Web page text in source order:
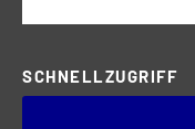
SCHNELLZUGRIFF